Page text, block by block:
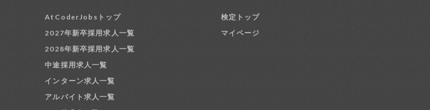
AtCoderJobsトップ
2027年新卒採用求人一覧
2028年新卒採用求人一覧
中途採用求人一覧
インターン求人一覧
アルバイト求人一覧
検定トップ
マイページ